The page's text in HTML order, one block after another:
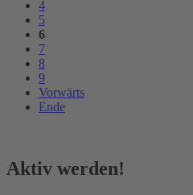
4
5
6
7
8
9
Vorwärts
Ende
Aktiv werden!